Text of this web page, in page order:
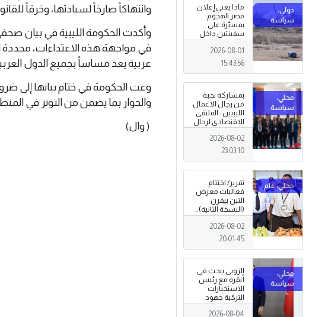
ماذا يعني إعلان
مصر الهجوم
بمسيّرة على
سفينتين داخل
ميناء دمياط؟
(قراءة تحليلية)
2026-08-01
15:43:56
بمشاركة نخبة
من رجال الاعمال
الليبيين : الملتقى
الاقتصادي لرجال
الاعمال 2026
تبدأ فعاليات
بمدينة سرت .
2026-08-02
23:03:10
تقرير/ اختتام
فعاليات معرض
التين بيفرن
(النسخة الثانية)..
تظاهرة وطنية
وصمود
للمزارعين في
2026-08-02
20:01:45
الزوبي يبحث في
أنقرة مع رئيس
الاستخبارات
التركية جهود
توحيد المؤسسة
العسكرية على
2026-08-04
وانتهاكاً صارخاً لسيادتها، وخرقاً
وأكدت الحكومة الليبية في بيان
في مواجهة هذه الاعتداءات، مجددة
عربية يعد مساساً بجميع الدول
وعت الحكومة في ختام بيانها إلى
والحوار بما يضمن من التوتر في
( وال)